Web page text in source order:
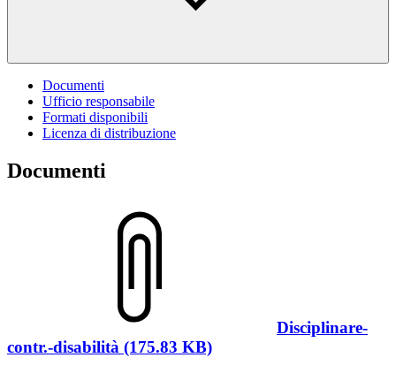
Documenti
Ufficio responsabile
Formati disponibili
Licenza di distribuzione
Documenti
Disciplinare-
contr.-disabilità (175.83 KB)